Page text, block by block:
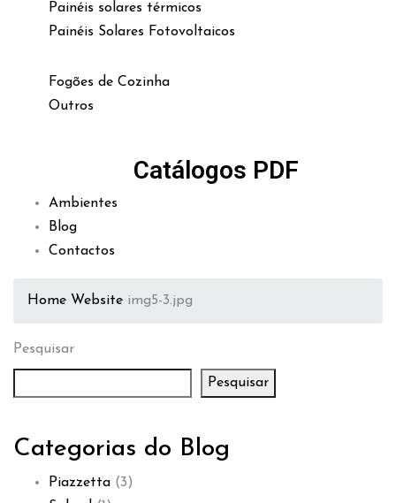
Painéis solares térmicos
Painéis Solares Fotovoltaicos
Fogões de Cozinha
Outros
Catálogos PDF
Ambientes
Blog
Contactos
Home Website img5-3.jpg
Pesquisar
Pesquisar
Categorias do Blog
Piazzetta (3)